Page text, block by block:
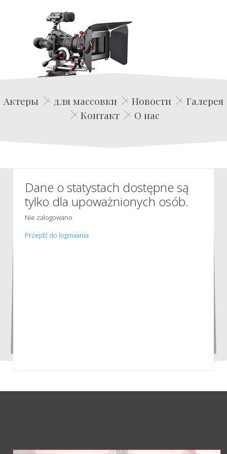
Edwin Film Agencja Aktorska
Актеры для массовки Новости
Галерея
Контакт
О нас
Dane o statystach dostępne są
tylko dla upoważnionych osób.
Nie zalogowano
Przejdź do logowania